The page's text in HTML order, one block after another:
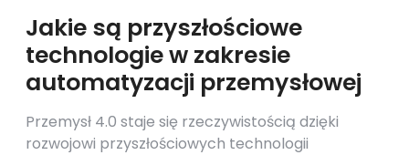
Jakie są przyszłościowe
technologie w zakresie
automatyzacji przemysłowej
Przemysł 4.0 staje się rzeczywistością dzięki
rozwojowi przyszłościowych technologii